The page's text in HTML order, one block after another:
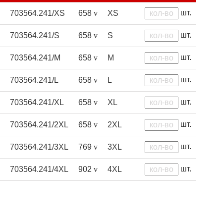
703564.241/XS 658 v XS шт.
703564.241/S 658 v S шт.
703564.241/M 658 v M шт.
703564.241/L 658 v L шт.
703564.241/XL 658 v XL шт.
703564.241/2XL 658 v 2XL шт.
703564.241/3XL 769 v 3XL шт.
703564.241/4XL 902 v 4XL шт.